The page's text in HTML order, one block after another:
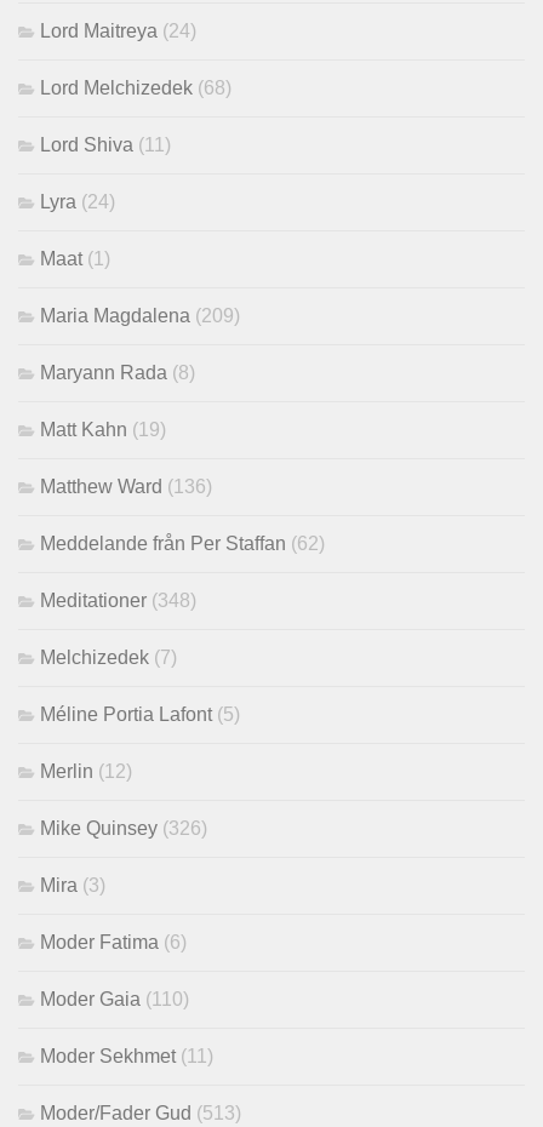
Lord Maitreya (24)
Lord Melchizedek (68)
Lord Shiva (11)
Lyra (24)
Maat (1)
Maria Magdalena (209)
Maryann Rada (8)
Matt Kahn (19)
Matthew Ward (136)
Meddelande från Per Staffan (62)
Meditationer (348)
Melchizedek (7)
Méline Portia Lafont (5)
Merlin (12)
Mike Quinsey (326)
Mira (3)
Moder Fatima (6)
Moder Gaia (110)
Moder Sekhmet (11)
Moder/Fader Gud (513)